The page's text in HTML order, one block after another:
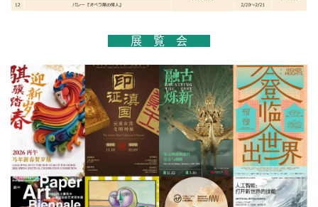
展 覧 会